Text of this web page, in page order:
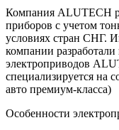
Компания ALUTECH
приборов с учетом
условиях стран СНГ.
компании
электроприводов
специализируется на
авто премиум-класса)
Oсобенности